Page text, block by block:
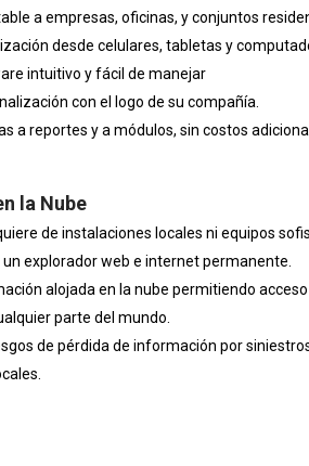
a empresas, oficinas, y conjuntos
desde celulares, tabletas y
intuitivo y fácil de manejar
con el logo de su compañía.
a reportes y a módulos, sin costos
la Nube
de instalaciones locales ni equipos
explorador web e internet permanente.
alojada en la nube permitiendo
parte del mundo.
de pérdida de información por